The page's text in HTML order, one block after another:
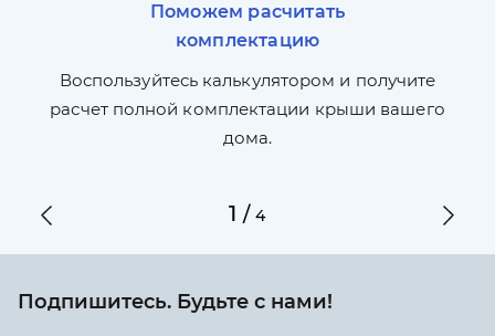
Поможем расчитать
комплектацию
Воспользуйтесь калькулятором и получите
расчет полной комплектации крыши вашего
дома.
1 /4
Подпишитесь. Будьте с нами!